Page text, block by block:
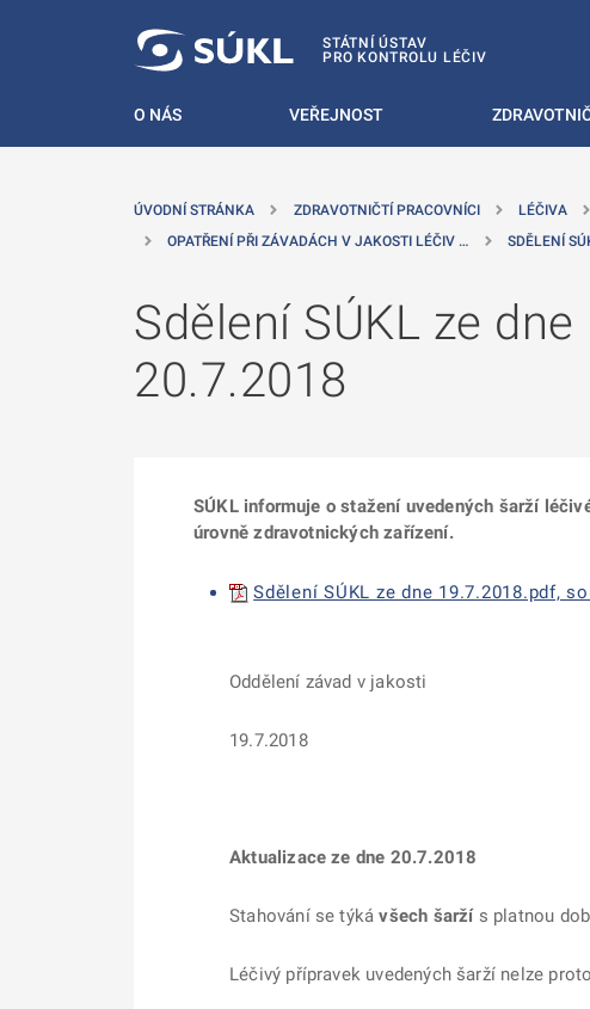
STÁTNÍ ÚSTAV
PRO KONTROLU LÉČIV
O NÁS VEŘEJNOST
ÚVODNÍ STRÁNKA ZDRAVOTNIČTÍ PRACOVNÍCI LÉČIVA
OPATŘENÍ PŘI ZÁVADÁCH V JAKOSTI LÉČIV …
SDĚLENÍ
Sdělení SÚKL ze
20.7.2018
SÚKL informuje o stažení uvedených šarží
úrovně zdravotnických zařízení.
Sdělení SÚKL ze dne 19.7.2018.pdf,
Oddělení závad v jakosti
19.7.2018
Aktualizace ze dne 20.7.2018
Stahování se týkávšech šaržís platnou
Léčivý přípravek uvedených šarží nelze